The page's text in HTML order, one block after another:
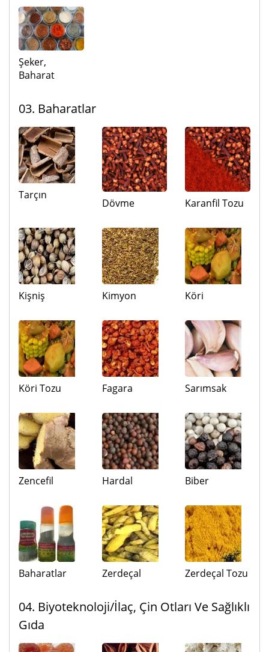
Şeker,
Baharat
03. Baharatlar
Tarçın
Dövme Karanfil Tozu
Kişniş Kimyon Köri
Köri Tozu Fagara Sarımsak
Zencefil Hardal Biber
Baharatlar Zerdeçal Zerdeçal Tozu
04. Biyoteknoloji/İlaç, Çin Otları Ve Sağlıklı
Gıda